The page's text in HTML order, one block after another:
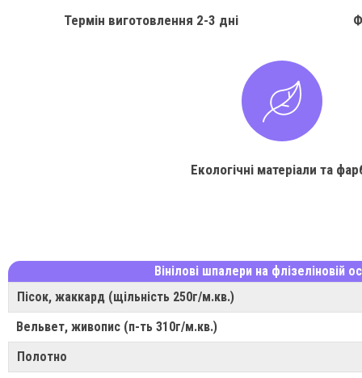
Термін виготовлення 2-3 дні
Екологічні матеріали та
Вінілові шпалери на флізеліновій
Пісок, жаккард (щільність 250г/м.кв.)
Вельвет, живопис (п-ть 310г/м.кв.)
Полотно